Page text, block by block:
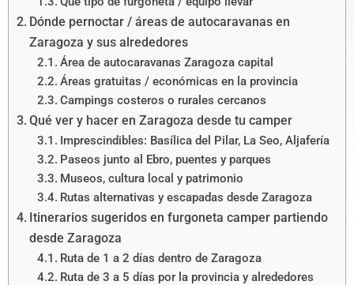
Dónde pernoctar / áreas de autocaravanas en
Zaragoza y sus alrededores
Área de autocaravanas Zaragoza capital
Áreas gratuitas / económicas en la provincia
Campings costeros o rurales cercanos
Qué ver y hacer en Zaragoza desde tu camper
Imprescindibles: Basílica del Pilar, La Seo, Aljafería
Paseos junto al Ebro, puentes y parques
Museos, cultura local y patrimonio
Rutas alternativas y escapadas desde Zaragoza
Itinerarios sugeridos en furgoneta camper partiendo
desde Zaragoza
Ruta de 1 a 2 días dentro de Zaragoza
Ruta de 3 a 5 días por la provincia y alrededores